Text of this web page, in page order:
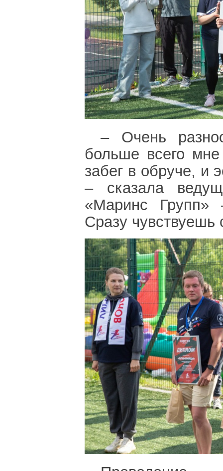
– Очень
больше всего
забег в обруче, и
– сказала
«Маринс Групп»
Сразу чувствуешь